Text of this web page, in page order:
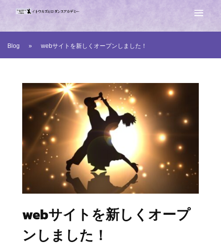
Blog » webサイトを新しくオープンしました！
webサイトを新しくオープ
ンしました！